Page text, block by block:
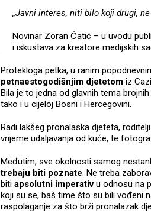
„Javni interes, niti bilo koji drugi,
Novinar Zoran Ćatić – u uvodu
i iskustava za kreatore medijskih
Protekloga petka, u ranim
petnaestogodišnjim djetetom iz
Bila je to jedna od glavnih tema
tako i u cijeloj Bosni i Hercegovini.
Radi lakšeg pronalaska djeteta,
vrijeme udaljavanja od kuće, te
Međutim, sve okolnosti samog
trebaju biti poznate. Ne treba
biti apsolutni imperativu odnosu na
koji su se, baš time što su bili vođeni
raspolaganje za što brži pronalazak